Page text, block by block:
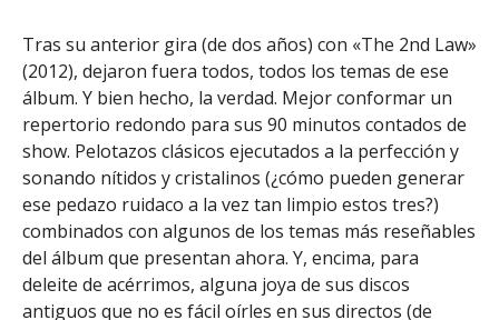
Tras su anterior gira (de dos años) con «The 2nd Law»
(2012), dejaron fuera todos, todos los temas de ese
álbum. Y bien hecho, la verdad. Mejor conformar un
repertorio redondo para sus 90 minutos contados de
show. Pelotazos clásicos ejecutados a la perfección y
sonando nítidos y cristalinos (¿cómo pueden generar
ese pedazo ruidaco a la vez tan limpio estos tres?)
combinados con algunos de los temas más reseñables
del álbum que presentan ahora. Y, encima, para
deleite de acérrimos, alguna joya de sus discos
antiguos que no es fácil oírles en sus directos (de